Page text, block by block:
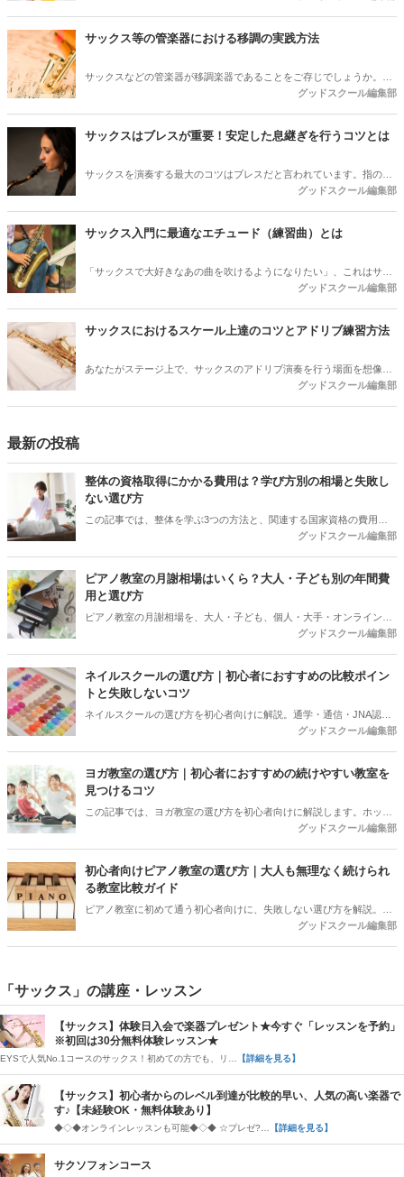
感じている方にとって、音楽はとても魅力のある趣味です。この記事
では、これからサックス教室を検討する方に向けて、レッスンの種類
ントまで、わかりやすく丁寧に解説します。
サックス等の管楽器における移調の実践方法
サックスなどの管楽器が移調楽器であることをご存じでしょうか。今
回はサックスなどの管楽器における移調についての解説と実践方法を
グッドスクール編集部
サックスはブレスが重要！安定した息継ぎを行うコツとは
サックスを演奏する最大のコツはブレスだと言われています。指の動
きも重要ですが、息継ぎも重要な要素です。今回は、安定した息継ぎ
サックス演奏者を目指そうと考えている方は必見です！
グッドスクール編集部
サックス入門に最適なエチュード（練習曲）とは
「サックスで大好きなあの曲を吹けるようになりたい」、これはサッ
クスのレッスンを始めた多くの方の願いではないでしょうか。サック
し練習するのが1番です。それがエチュードと呼ばれる練習曲です。
今回は、エチュードの種類や効果的な活用方法を紹介します。
グッドスクール編集部
サックスにおけるスケール上達のコツとアドリブ練習方法
あなたがステージ上で、サックスのアドリブ演奏を行う場面を想像し
てください。拍手喝采、羨望の眼差し。そのためには、スケールとコ
グッドスクール編集部
最新の投稿
整体の資格取得にかかる費用は？学び方別の相場と失敗し
ない選び方
この記事では、整体を学ぶ3つの方法と、関連する国家資格の費用を
整理。受講料以外にかかるお金や契約前に聞いておきたい質問、目的
グッドスクール編集部
ピアノ教室の月謝相場はいくら？大人・子ども別の年間費
用と選び方
ピアノ教室の月謝相場を、大人・子ども、個人・大手・オンラインで
比較。30分換算の料金、入会金・施設費・発表会費を含む初年度総
グッドスクール編集部
ネイルスクールの選び方｜初心者におすすめの比較ポイン
トと失敗しないコツ
ネイルスクールの選び方を初心者向けに解説。通学・通信・JNA認定
校の違い、目的別の選び方、料金相場、教育訓練給付金、体験で確認
グッドスクール編集部
ヨガ教室の選び方｜初心者におすすめの続けやすい教室を
見つけるコツ
この記事では、ヨガ教室の選び方を初心者向けに解説します。ホット
ヨガと常温ヨガの違いや目的別の選び方、料金相場、体験レッスンで
件から比較できます。
グッドスクール編集部
初心者向けピアノ教室の選び方｜大人も無理なく続けられ
る教室比較ガイド
ピアノ教室に初めて通う初心者向けに、失敗しない選び方を解説。大
手・個人教室の違い、料金相場、先生との相性、体験レッスンで確認
グッドスクール編集部
「サックス」の講座・レッスン
【サックス】体験日入会で楽器プレゼント★今すぐ「レッスンを予約」
※初回は30分無料体験レッスン★
EYSで人気No.1コースのサックス！初めての方でも、リ… 【詳細を見る】
【サックス】初心者からのレベル到達が比較的早い、人気の高い楽器で
す♪【未経験OK・無料体験あり】
◆◇◆オンラインレッスンも可能◆◇◆ ☆プレゼ?… 【詳細を見る】
サクソフォンコース